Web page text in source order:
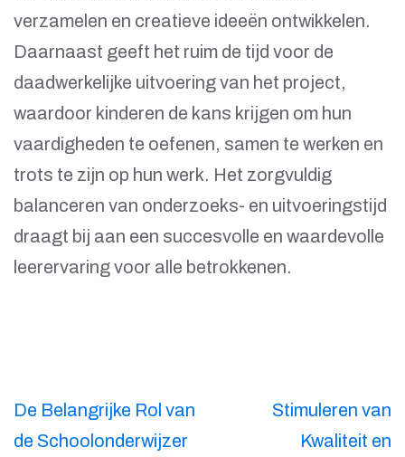
verzamelen en creatieve ideeën ontwikkelen.
Daarnaast geeft het ruim de tijd voor de
daadwerkelijke uitvoering van het project,
waardoor kinderen de kans krijgen om hun
vaardigheden te oefenen, samen te werken en
trots te zijn op hun werk. Het zorgvuldig
balanceren van onderzoeks- en uitvoeringstijd
draagt bij aan een succesvolle en waardevolle
leerervaring voor alle betrokkenen.
Berichtnavigatie
De Belangrijke Rol van
de Schoolonderwijzer
Stimuleren van
Kwaliteit en